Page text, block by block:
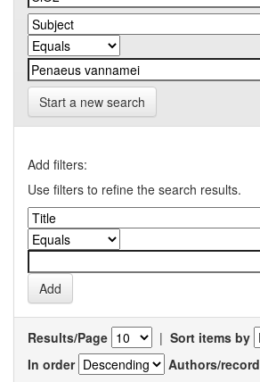
Start a new search
Add filters:
Use filters to refine the search results.
Results/Page | Sort items by
In order
Authors/record